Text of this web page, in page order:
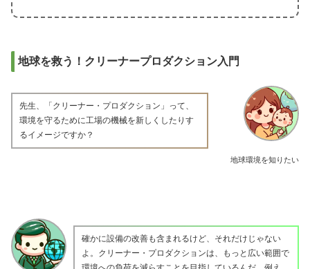
地球を救う！クリーナープロダクション入門
地球環境を知りたい
先生、「クリーナー・プロダクション」って、
環境を守るために工場の機械を新しくしたりす
るイメージですか？
確かに設備の改善も含まれるけど、それだけじゃない
よ。クリーナー・プロダクションは、もっと広い範囲で